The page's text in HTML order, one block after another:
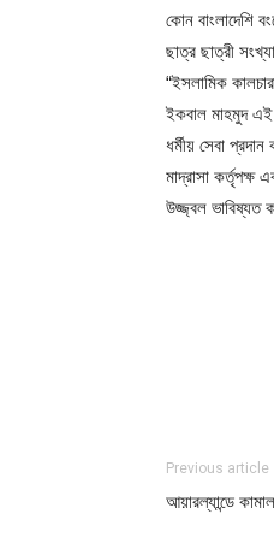
কোন বাংলাদেশি
ছাত্র ছাত্রী
“ইসলামিক
ইকবাল মাহমুদ এই
ধর্মীয় সেবা
মাদ্রাসা
উজ্জ্বল ভাবিষ্যত
Previous article
আয়ারল্যান্ডে